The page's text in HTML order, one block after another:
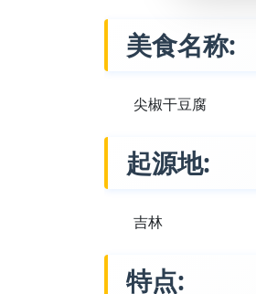
美食名称:
尖椒干豆腐
起源地:
吉林
特点: